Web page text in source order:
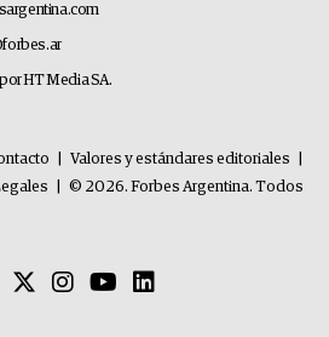
HT Media SA.
Valores y estándares editoriales
© 2026. Forbes Argentina. Todos